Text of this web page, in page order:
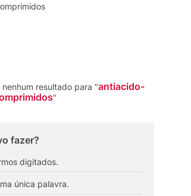
resultado para "antiacido-
"
fazer?
digitados.
única palavra.